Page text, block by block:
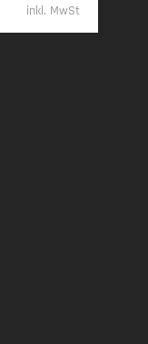
inkl. MwSt